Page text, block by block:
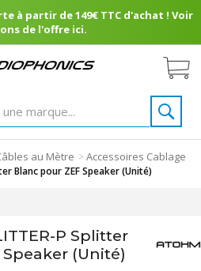
à partir de 149€ TTC d'achat ! Voir
de l'offre ici.
au Mètre >Accessoires Cablage
Blanc pour ZEF Speaker (Unité)
P Splitter
(Unité)